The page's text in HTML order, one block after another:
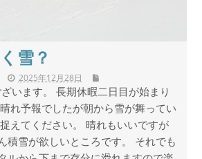
雪？
2025年12月28日
います。 長期休暇二日目が始まり
れ予報でしたが朝から雪が舞ってい
えてください。 晴れもいいですが
積雪が欲しいところです。 それでも